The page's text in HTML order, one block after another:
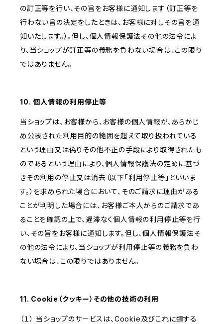
の訂正等を行い、その旨をお客様に通知します（訂正等を
行わない旨の決定をしたときは、お客様に対しその旨を通
知いたします。）。但し、個人情報保護法その他の法令によ
り、当ショップが訂正等の義務を負わない場合は、この限り
ではありません。
10. 個人情報の利用停止等
当ショップは、お客様から、お客様の個人情報が、あらかじ
め公表された利用目的の範囲を超えて取り扱われている
という理由又は偽りその他不正の手段により取得されたも
のであるという理由により、個人情報保護法の定めに基づ
きその利用の停止又は消去（以下「利用停止等」といいま
す。）を求められた場合において、そのご請求に理由がある
ことが判明した場合には、お客様ご本人からのご請求であ
ることを確認の上で、遅滞なく個人情報の利用停止等を行
い、その旨をお客様に通知します。但し、個人情報保護法そ
の他の法令により、当ショップが利用停止等の義務を負わ
ない場合は、この限りではありません。
11. Cookie（クッキー）その他の技術の利用
（１） 当ショップのサービスは、Cookie及びこれに類する